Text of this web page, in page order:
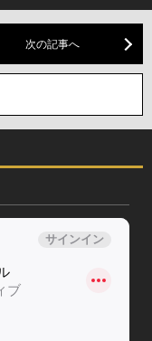
次の記事へ